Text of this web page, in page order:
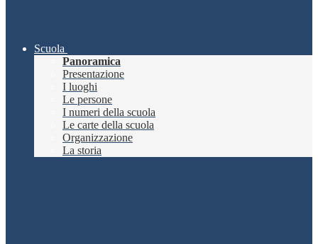
Scuola
Panoramica
Presentazione
I luoghi
Le persone
I numeri della scuola
Le carte della scuola
Organizzazione
La storia